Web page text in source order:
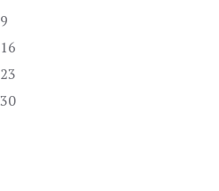
9
16
23
30